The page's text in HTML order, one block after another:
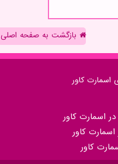
بازگشت به صفحه اصلی
اسمارت كاور
اسمارت كاور
اسمارت كاور
كاور